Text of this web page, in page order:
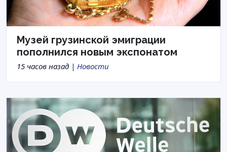
Музей грузинской эмиграции
пополнился новым экспонатом
15 часов назад | Новости